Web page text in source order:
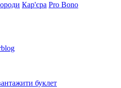
Кар'єра Pro Bono
буклет